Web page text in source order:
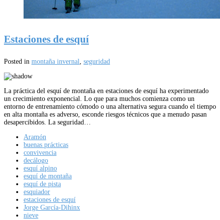
Estaciones de esquí
Posted in montaña invernal, seguridad
La práctica del esquí de montaña en estaciones de esquí ha experimentado
un crecimiento exponencial. Lo que para muchos comienza como un
entorno de entrenamiento cómodo o una alternativa segura cuando el tiempo
en alta montaña es adverso, esconde riesgos técnicos que a menudo pasan
desapercibidos. La seguridad…
Aramón
buenas prácticas
convivencia
decálogo
esquí alpino
esquí de montaña
esquí de pista
esquiador
estaciones de esquí
Jorge García-Dihinx
nieve